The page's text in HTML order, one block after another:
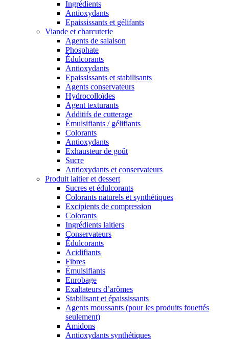
Ingrédients
Antioxydants
Epaississants et gélifants
Viande et charcuterie
Agents de salaison
Phosphate
Édulcorants
Antioxydants
Epaississants et stabilisants
Agents conservateurs
Hydrocolloïdes
Agent texturants
Additifs de cutterage
Émulsifiants / gélifiants
Colorants
Antioxydants
Exhausteur de goût
Sucre
Antioxydants et conservateurs
Produit laitier et dessert
Sucres et édulcorants
Colorants naturels et synthétiques
Excipients de compression
Colorants
Ingrédients laitiers
Conservateurs
Édulcorants
Acidifiants
Fibres
Émulsifiants
Enrobage
Exaltateurs d’arômes
Stabilisant et épaississants
Agents moussants (pour les produits fouettés
seulement)
Amidons
Antioxydants synthétiques